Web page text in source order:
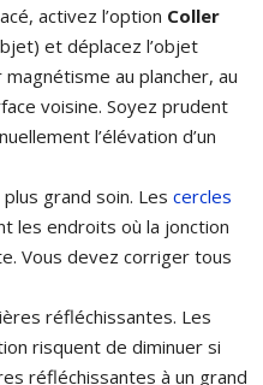
activez l’option Coller
et déplacez l’objet
magnétisme au plancher, au
voisine. Soyez prudent
l’élévation d’un
grand soin. Les cercles
les endroits où la jonction
Vous devez corriger tous
réfléchissantes. Les
risquent de diminuer si
réfléchissantes à un grand